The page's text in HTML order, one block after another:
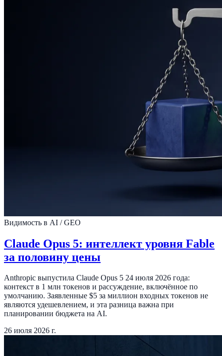
Видимость в AI / GEO
Claude Opus 5: интеллект уровня Fable
за половину цены
Anthropic выпустила Claude Opus 5 24 июля 2026 года:
контекст в 1 млн токенов и рассуждение, включённое по
умолчанию. Заявленные $5 за миллион входных токенов не
являются удешевлением, и эта разница важна при
планировании бюджета на AI.
26 июля 2026 г.